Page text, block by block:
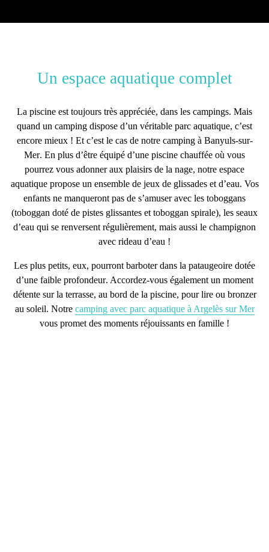
Un espace aquatique complet
La piscine est toujours très appréciée, dans les campings. Mais
quand un camping dispose d’un véritable parc aquatique, c’est
encore mieux ! Et c’est le cas de notre camping à Banyuls-sur-
Mer. En plus d’être équipé d’une piscine chauffée où vous
pourrez vous adonner aux plaisirs de la nage, notre espace
aquatique propose un ensemble de jeux de glissadeset d’eau. Vos
enfants ne manqueront pas de s’amuser avec les toboggans
(toboggan doté de pistes glissantes et toboggan spirale), les seaux
d’eau qui se renversent régulièrement, mais aussi le champignon
avec rideau d’eau !
Les plus petits, eux, pourront barboter dans la pataugeoire dotée
d’une faible profondeur. Accordez-vous également un moment
détente sur la terrasse, au bord de la piscine, pour lire ou bronzer
au soleil. Notre camping avec parc aquatique à Argelès sur Mer
vous promet des moments réjouissants en famille !